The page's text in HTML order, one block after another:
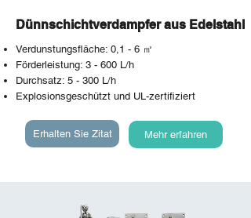
Dünnschichtverdampfer aus Edelstahl
Verdunstungsfläche: 0,1 - 6 ㎡
Förderleistung: 3 - 600 L/h
Durchsatz: 5 - 300 L/h
Explosionsgeschützt und UL-zertifiziert
Erhalten Sie Zitat Mehr erfahren